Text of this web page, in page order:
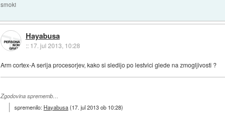
smoki
Hayabusa
:: 17. jul 2013, 10:28
Arm cortex-A serija procesorjev, kako si sledijo po lestvici glede na zmogljivosti ?
Zgodovina sprememb…
spremenilo: Hayabusa(17. jul 2013 ob 10:28)